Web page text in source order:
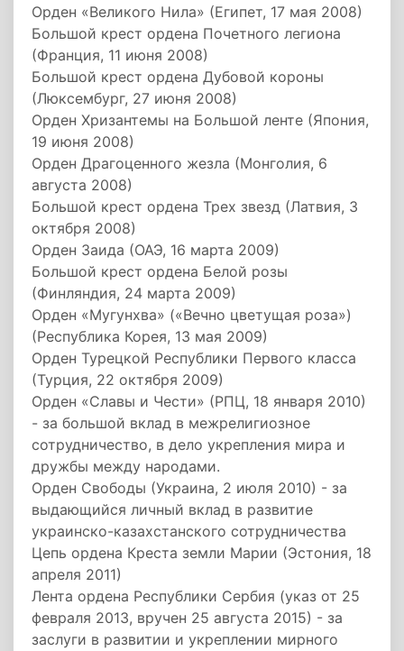
Орден «Великого Нила» (Египет, 17 мая 2008)
Большой крест ордена Почетного легиона
(Франция, 11 июня 2008)
Большой крест ордена Дубовой короны
(Люксембург, 27 июня 2008)
Орден Хризантемы на Большой ленте (Япония,
19 июня 2008)
Орден Драгоценного жезла (Монголия, 6
августа 2008)
Большой крест ордена Трех звезд (Латвия, 3
октября 2008)
Орден Заида (ОАЭ, 16 марта 2009)
Большой крест ордена Белой розы
(Финляндия, 24 марта 2009)
Орден «Мугунхва» («Вечно цветущая роза»)
(Республика Корея, 13 мая 2009)
Орден Турецкой Республики Первого класса
(Турция, 22 октября 2009)
Орден «Славы и Чести» (РПЦ, 18 января 2010)
- за большой вклад в межрелигиозное
сотрудничество, в дело укрепления мира и
дружбы между народами.
Орден Свободы (Украина, 2 июля 2010) - за
выдающийся личный вклад в развитие
украинско-казахстанского сотрудничества
Цепь ордена Креста земли Марии (Эстония, 18
апреля 2011)
Лента ордена Республики Сербия (указ от 25
февраля 2013, вручен 25 августа 2015) - за
заслуги в развитии и укреплении мирного